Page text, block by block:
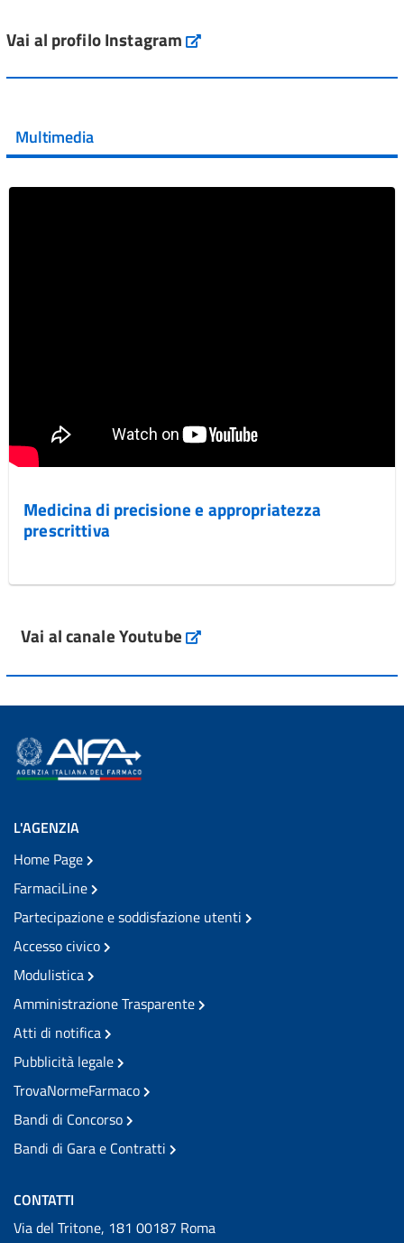
Vai al post →
Vai al post →
Vai al profilo Instagram Instagram
Multimedia
Medicina di precisione e appropriatezza
prescrittiva
Vai al canale Youtube
L'AGENZIA
Home Page
FarmaciLine
Partecipazione e soddisfazione utenti
Accesso civico
Modulistica
Amministrazione Trasparente
Atti di notifica
Pubblicità legale
TrovaNormeFarmaco
Bandi di Concorso
Bandi di Gara e Contratti
CONTATTI
Via del Tritone, 181 00187 Roma